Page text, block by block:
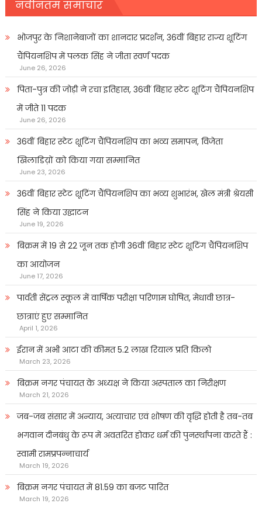
नवीनतम समाचार
भोजपुर के निशानेबाजों का शानदार प्रदर्शन, 36वीं बिहार राज्य शूटिंग
चैंपियनशिप में पलक सिंह ने जीता स्वर्ण पदक
June 26, 2026
पिता-पुत्र की जोड़ी ने रचा इतिहास, 36वीं बिहार स्टेट शूटिंग चैंपियनशिप
में जीते 11 पदक
June 26, 2026
36वीं बिहार स्टेट शूटिंग चैंपियनशिप का भव्य समापन, विजेता
खिलाडिय़ों को किया गया सम्मानित
June 23, 2026
36वीं बिहार स्टेट शूटिंग चैंपियनशिप का भव्य शुभारंभ, खेल मंत्री श्रेयसी
सिंह ने किया उद्घाटन
June 19, 2026
बिक्रम में 19 से 22 जून तक होगी 36वीं बिहार स्टेट शूटिंग चैंपियनशिप
का आयोजन
June 17, 2026
पार्वती सेंट्रल स्कूल में वार्षिक परीक्षा परिणाम घोषित, मेधावी छात्र-
छात्राएं हुए सम्मानित
April 1, 2026
ईरान में अभी आटा की कीमत 5.2 लाख रियाल प्रति किलो
March 23, 2026
बिक्रम नगर पंचायत के अध्यक्ष ने किया अस्पताल का निरीक्षण
March 21, 2026
जब-जब संसार में अन्याय, अत्याचार एवं शोषण की वृद्धि होती है तब-तब
भगवान दीनबंधु के रूप में अवतरित होकर धर्म की पुनर्स्थापना करते हैं :
स्वामी रामप्रपन्नाचार्य
March 19, 2026
बिक्रम नगर पंचायत में 81.59 का बजट पारित
March 19, 2026